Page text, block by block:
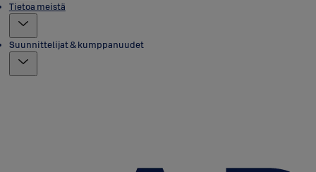
Tietoa meistä
Suunnittelijat & kumppanuudet